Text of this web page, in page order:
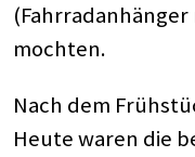
(Fahrradanhänger
mochten.
Nach dem
Heute waren die